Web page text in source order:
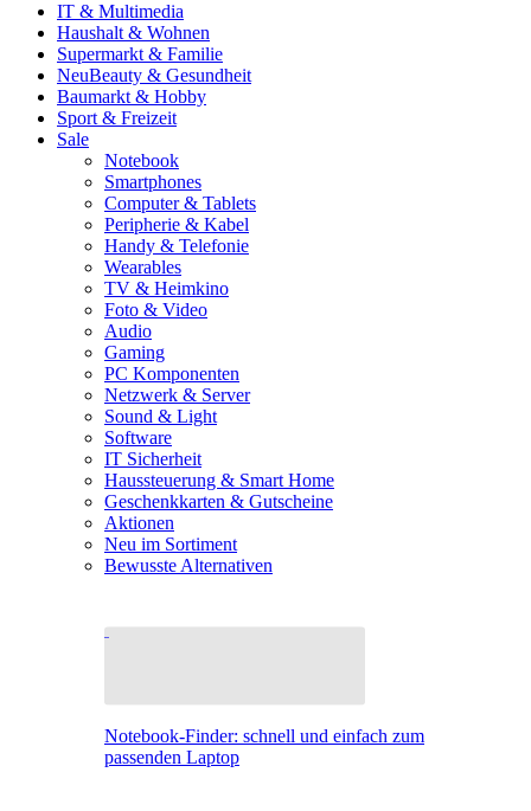
IT & Multimedia
Haushalt & Wohnen
Supermarkt & Familie
NeuBeauty & Gesundheit
Baumarkt & Hobby
Sport & Freizeit
Sale
Notebook
Smartphones
Computer & Tablets
Peripherie & Kabel
Handy & Telefonie
Wearables
TV & Heimkino
Foto & Video
Audio
Gaming
PC Komponenten
Netzwerk & Server
Sound & Light
Software
IT Sicherheit
Haussteuerung & Smart Home
Geschenkkarten & Gutscheine
Aktionen
Neu im Sortiment
Bewusste Alternativen
Notebook-Finder: schnell und einfach zum
passenden Laptop